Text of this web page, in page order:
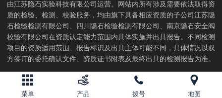
由江苏隐石实验科技有限公司运营。网站内所有涉及需要依法取得资
质的检验、检测、校验服务，均由旗下具备相应资质的子公司江苏隐
石检验检测有限公司、四川隐石检验检测有限公司、南京隐石安全阀
校验有限公司在资质认定能力范围内具体实施并出具报告。不同检测
项目的资质适用范围、报告标识及出具主体可能不同，具体情况以双
方签订的委托确认文件、资质证书附表及最终出具的检测报告为准。
菜单 产品 拨号 地图